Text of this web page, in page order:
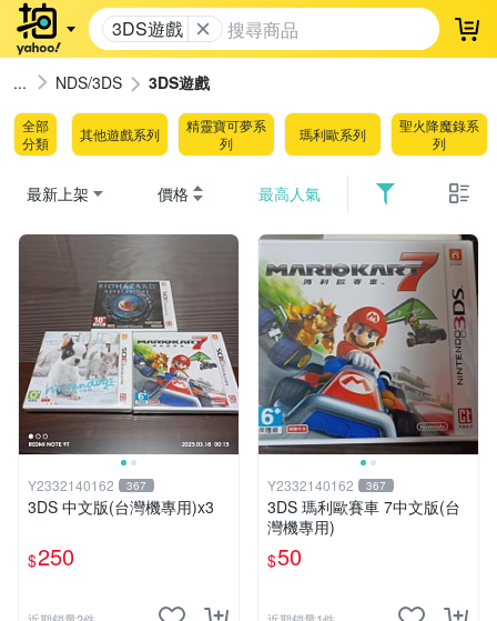
3DS遊戲 登
NDS/3DS 3DS遊戲
全部
分類
其他遊戲系列
精靈寶可夢系
列
瑪利歐系列
聖火降魔錄系
列
最新上架 價格 最高人氣
Y2332140162 367
3DS 中文版(台灣機專用)x3
$250
Y2332140162 367
3DS 瑪利歐賽車 7中文版(台
灣機專用)
$50